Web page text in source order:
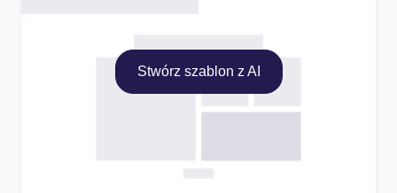
Stwórz szablon z AI